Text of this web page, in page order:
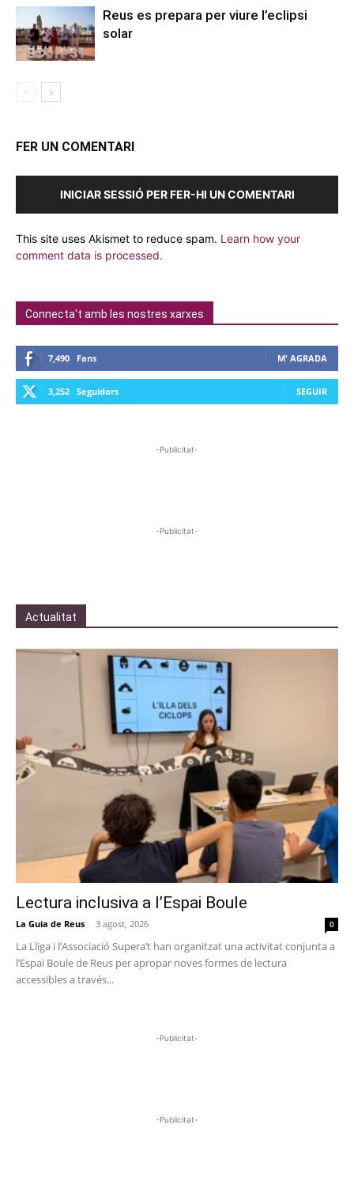
Reus es prepara per viure l’eclipsi
solar
FER UN COMENTARI
INICIAR SESSIÓ PER FER-HI UN COMENTARI
This site uses Akismet to reduce spam. Learn how your
comment data is processed.
Connecta't amb les nostres xarxes
7,490 Fans M' AGRADA
3,252 Seguidors SEGUIR
-Publicitat-
-Publicitat-
Actualitat
Lectura inclusiva a l’Espai Boule
La Guia de Reus - 3 agost, 2026 0
La Lliga i l’Associació Supera’t han organitzat una activitat conjunta a
l’Espai Boule de Reus per apropar noves formes de lectura
accessibles a través...
-Publicitat-
-Publicitat-